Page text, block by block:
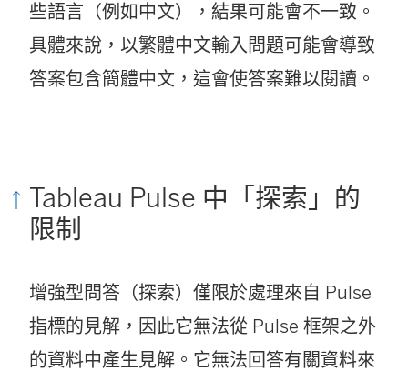
些語言（例如中文），結果可能會不一致。
具體來說，以繁體中文輸入問題可能會導致
答案包含簡體中文，這會使答案難以閱讀。
Tableau Pulse 中「探索」的
限制
增強型問答（探索）僅限於處理來自 Pulse
指標的見解，因此它無法從 Pulse 框架之外
的資料中產生見解。它無法回答有關資料來